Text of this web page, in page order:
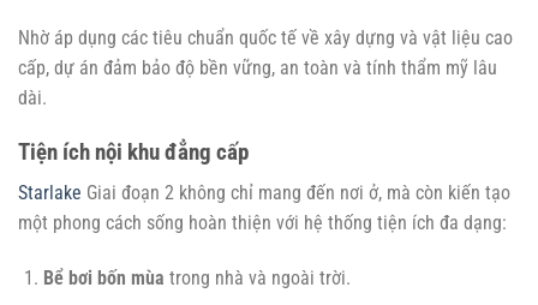
Nhờ áp dụng các tiêu chuẩn quốc tế về xây dựng và vật liệu cao
cấp, dự án đảm bảo độ bền vững, an toàn và tính thẩm mỹ lâu
dài.
Tiện ích nội khu đẳng cấp
Starlake Giai đoạn 2 không chỉ mang đến nơi ở, mà còn kiến tạo
một phong cách sống hoàn thiện với hệ thống tiện ích đa dạng:
Bể bơi bốn mùa trong nhà và ngoài trời.